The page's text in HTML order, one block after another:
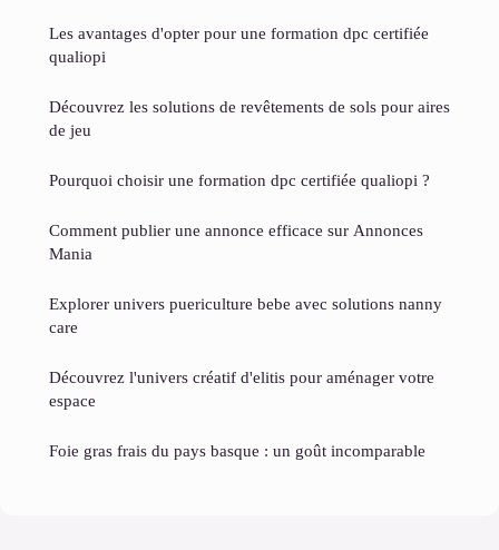
Les avantages d'opter pour une formation dpc certifiée
qualiopi
Découvrez les solutions de revêtements de sols pour aires
de jeu
Pourquoi choisir une formation dpc certifiée qualiopi ?
Comment publier une annonce efficace sur Annonces
Mania
Explorer univers puericulture bebe avec solutions nanny
care
Découvrez l'univers créatif d'elitis pour aménager votre
espace
Foie gras frais du pays basque : un goût incomparable